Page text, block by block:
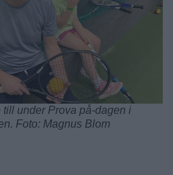
under Prova på-dagen i
Foto: Magnus Blom